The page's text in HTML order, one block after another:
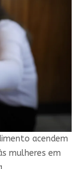
acendem
mulheres em